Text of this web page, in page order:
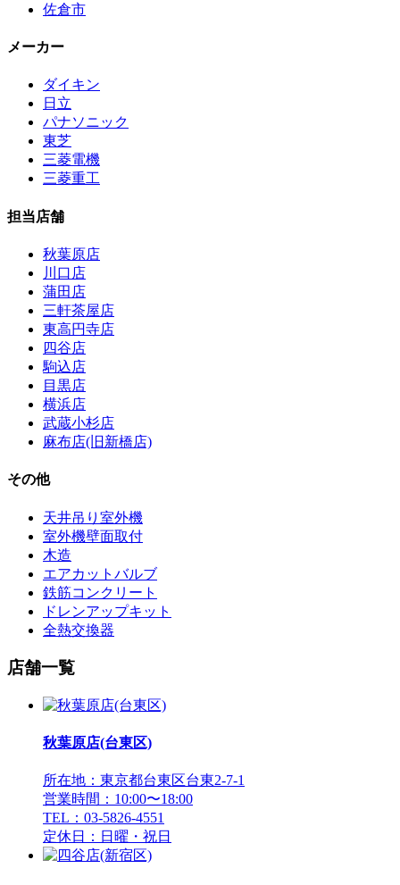
佐倉市
メーカー
ダイキン
日立
パナソニック
東芝
三菱電機
三菱重工
担当店舗
秋葉原店
川口店
蒲田店
三軒茶屋店
東高円寺店
四谷店
駒込店
目黒店
横浜店
武蔵小杉店
麻布店(旧新橋店)
その他
天井吊り室外機
室外機壁面取付
木造
エアカットバルブ
鉄筋コンクリート
ドレンアップキット
全熱交換器
店舗一覧
秋葉原店(台東区)
所在地：東京都台東区台東2-7-1
営業時間：10:00〜18:00
TEL：03-5826-4551
定休日：日曜・祝日